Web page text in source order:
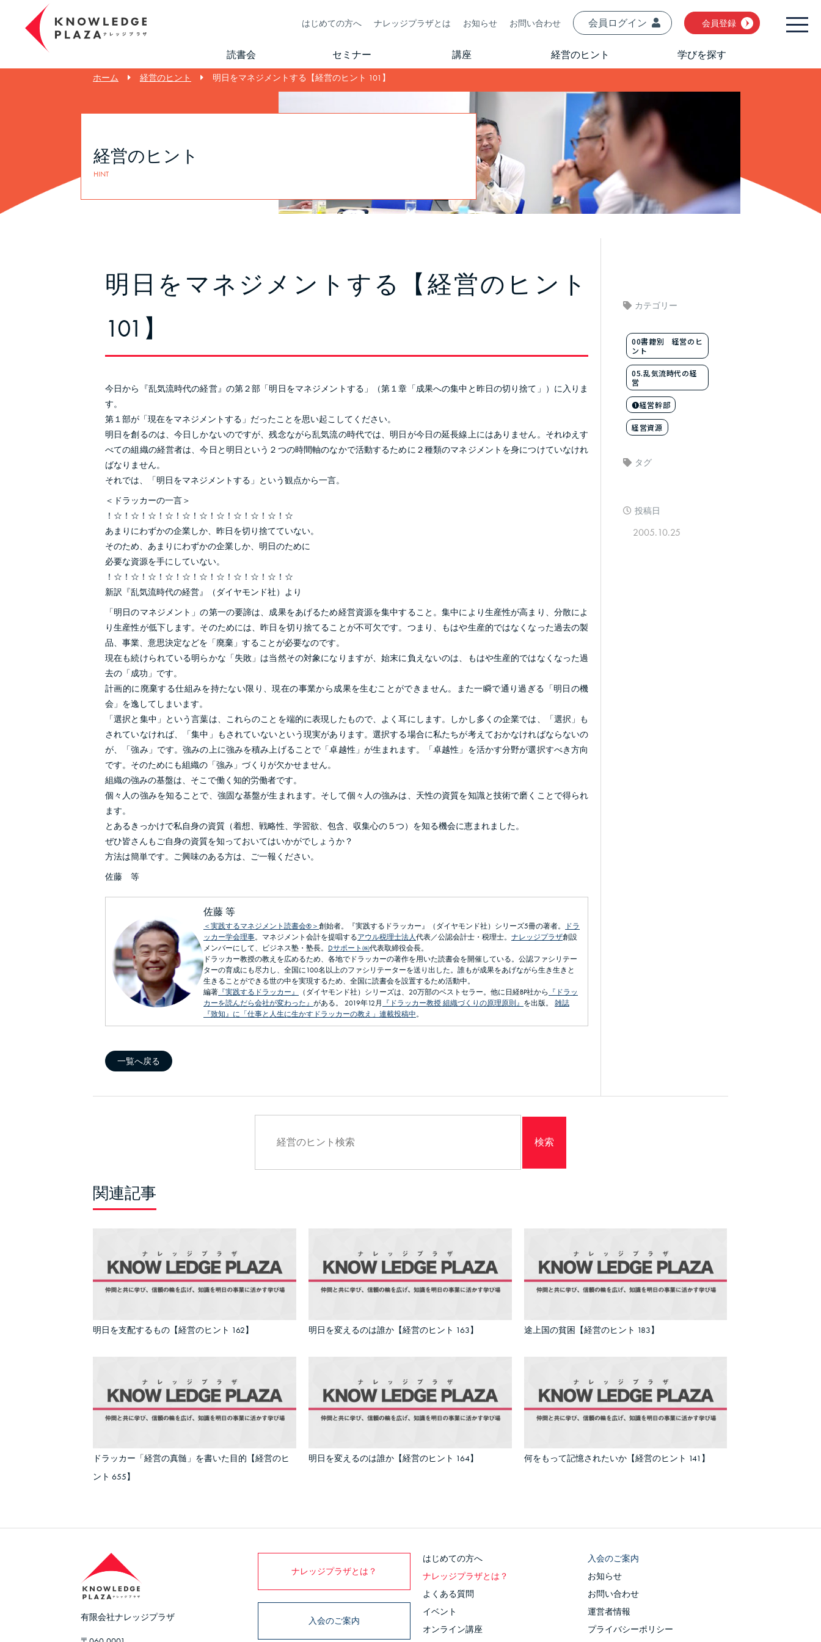
はじめての方へ ナレッジプラザとは お知らせ お問い合わせ 会員ログイン 会員登録
読書会 セミナー 講座 経営のヒント 学びを探す
ホーム 経営のヒント 明日をマネジメントする【経営のヒント 101】
経営のヒント
HINT
明日をマネジメントする【経営のヒント
101】
今日から『乱気流時代の経営』の第２部「明日をマネジメントする」（第１章「成果への集中と昨日の切り捨て」）に入りま
す。
第１部が「現在をマネジメントする」だったことを思い起こしてください。
明日を創るのは、今日しかないのですが、残念ながら乱気流の時代では、明日が今日の延長線上にはありません。それゆえす
べての組織の経営者は、今日と明日という２つの時間軸のなかで活動するために２種類のマネジメントを身につけていなけれ
ばなりません。
それでは、「明日をマネジメントする」という観点から一言。
＜ドラッカーの一言＞
！☆！☆！☆！☆！☆！☆！☆！☆！☆！☆！☆
あまりにわずかの企業しか、昨日を切り捨てていない。
そのため、あまりにわずかの企業しか、明日のために
必要な資源を手にしていない。
！☆！☆！☆！☆！☆！☆！☆！☆！☆！☆！☆
新訳『乱気流時代の経営』（ダイヤモンド社）より
「明日のマネジメント」の第一の要諦は、成果をあげるため経営資源を集中すること。集中により生産性が高まり、分散によ
り生産性が低下します。そのためには、昨日を切り捨てることが不可欠です。つまり、もはや生産的ではなくなった過去の製
品、事業、意思決定などを「廃棄」することが必要なのです。
現在も続けられている明らかな「失敗」は当然その対象になりますが、始末に負えないのは、もはや生産的ではなくなった過
去の「成功」です。
計画的に廃棄する仕組みを持たない限り、現在の事業から成果を生むことができません。また一瞬で通り過ぎる「明日の機
会」を逸してしまいます。
「選択と集中」という言葉は、これらのことを端的に表現したもので、よく耳にします。しかし多くの企業では、「選択」も
されていなければ、「集中」もされていないという現実があります。選択する場合に私たちが考えておかなければならないの
が、「強み」です。強みの上に強みを積み上げることで「卓越性」が生まれます。「卓越性」を活かす分野が選択すべき方向
です。そのためにも組織の「強み」づくりが欠かせません。
組織の強みの基盤は、そこで働く知的労働者です。
個々人の強みを知ることで、強固な基盤が生まれます。そして個々人の強みは、天性の資質を知識と技術で磨くことで得られ
ます。
とあるきっかけで私自身の資質（着想、戦略性、学習欲、包含、収集心の５つ）を知る機会に恵まれました。
ぜひ皆さんもご自身の資質を知っておいてはいかがでしょうか？
方法は簡単です。ご興味のある方は、ご一報ください。
佐藤 等
佐藤 等
＜実践するマネジメント読書会®＞創始者。『実践するドラッカー』（ダイヤモンド社）シリーズ5冊の著者。
ドラ
ッカー学会理事。マネジメント会計を提唱するアウル税理士法人代表／公認会計士・税理士。 ナレッジプラザ創設
メンバーにして、ビジネス塾・塾長。 Dサポート㈱代表取締役会長。
ドラッカー教授の教えを広めるため、各地でドラッカーの著作を用いた読書会を開催している。公認ファシリテー
ターの育成にも尽力し、全国に100名以上のファシリテーターを送り出した。誰もが成果をあげながら生き生きと
生きることができる世の中を実現するため、全国に読書会を設置するため活動中。
編著 『実践するドラッカー』 （ダイヤモンド社）シリーズは、20万部のベストセラー。他に日経BP社から 『ドラッ
カーを読んだら会社が変わった』 がある。 2019年12月 『ドラッカー教授 組織づくりの原理原則』 を出版。 雑誌
『致知』に「仕事と人生に生かすドラッカーの教え」連載投稿中。
一覧へ戻る
カテゴリー
00書籍別 経営のヒ
ント
05.乱気流時代の経
営
❶経営幹部
経営資源
タグ
投稿日
2005.10.25
関連記事
明日を支配するもの【経営のヒント 162】 明日を変えるのは誰か【経営のヒント 163】 途上国の貧困【経営のヒント 183】
ドラッカー「経営の真髄」を書いた目的【経営のヒ
ント 655】
明日を変えるのは誰か【経営のヒント 164】 何をもって記憶されたいか【経営のヒント 141】
有限会社ナレッジプラザ
ナレッジプラザとは？
入会のご案内
はじめての方へ
ナレッジプラザとは？
よくある質問
イベント
オンライン講座
入会のご案内
お知らせ
お問い合わせ
運営者情報
プライバシーポリシー